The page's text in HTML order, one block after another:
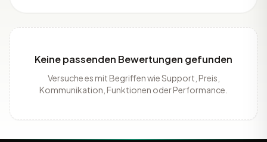
Keine passenden Bewertungen gefunden
Versuche es mit Begriffen wie Support, Preis,
Kommunikation, Funktionen oder Performance.